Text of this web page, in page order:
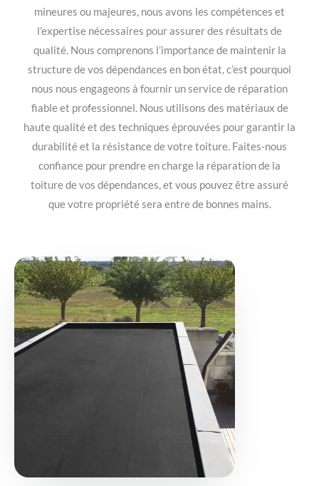
mineures ou majeures, nous avons les compétences et
l’expertise nécessaires pour assurer des résultats de
qualité. Nous comprenons l’importance de maintenir la
structure de vos dépendances en bon état, c’est pourquoi
nous nous engageons à fournir un service de réparation
fiable et professionnel. Nous utilisons des matériaux de
haute qualité et des techniques éprouvées pour garantir la
durabilité et la résistance de votre toiture. Faites-nous
confiance pour prendre en charge la réparation de la
toiture de vos dépendances, et vous pouvez être assuré
que votre propriété sera entre de bonnes mains.